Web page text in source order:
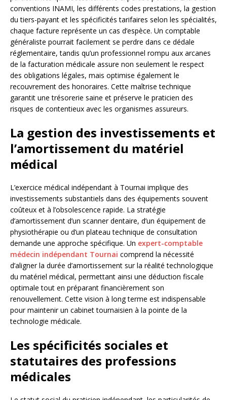
conventions INAMI, les différents codes prestations, la gestion
du tiers-payant et les spécificités tarifaires selon les spécialités,
chaque facture représente un cas d’espèce. Un comptable
généraliste pourrait facilement se perdre dans ce dédale
réglementaire, tandis qu’un professionnel rompu aux arcanes
de la facturation médicale assure non seulement le respect
des obligations légales, mais optimise également le
recouvrement des honoraires. Cette maîtrise technique
garantit une trésorerie saine et préserve le praticien des
risques de contentieux avec les organismes assureurs.
La gestion des investissements et
l’amortissement du matériel
médical
L’exercice médical indépendant à Tournai implique des
investissements substantiels dans des équipements souvent
coûteux et à l’obsolescence rapide. La stratégie
d’amortissement d’un scanner dentaire, d’un équipement de
physiothérapie ou d’un plateau technique de consultation
demande une approche spécifique. Un expert-comptable
médecin indépendant Tournai comprend la nécessité
d’aligner la durée d’amortissement sur la réalité technologique
du matériel médical, permettant ainsi une déduction fiscale
optimale tout en préparant financièrement son
renouvellement. Cette vision à long terme est indispensable
pour maintenir un cabinet tournaisien à la pointe de la
technologie médicale.
Les spécificités sociales et
statutaires des professions
médicales